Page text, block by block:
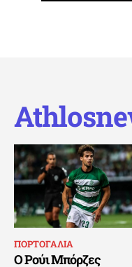
ΠΟΡΤΟΓΑΛΙΑ
Ο Ρούι Μπόρζες